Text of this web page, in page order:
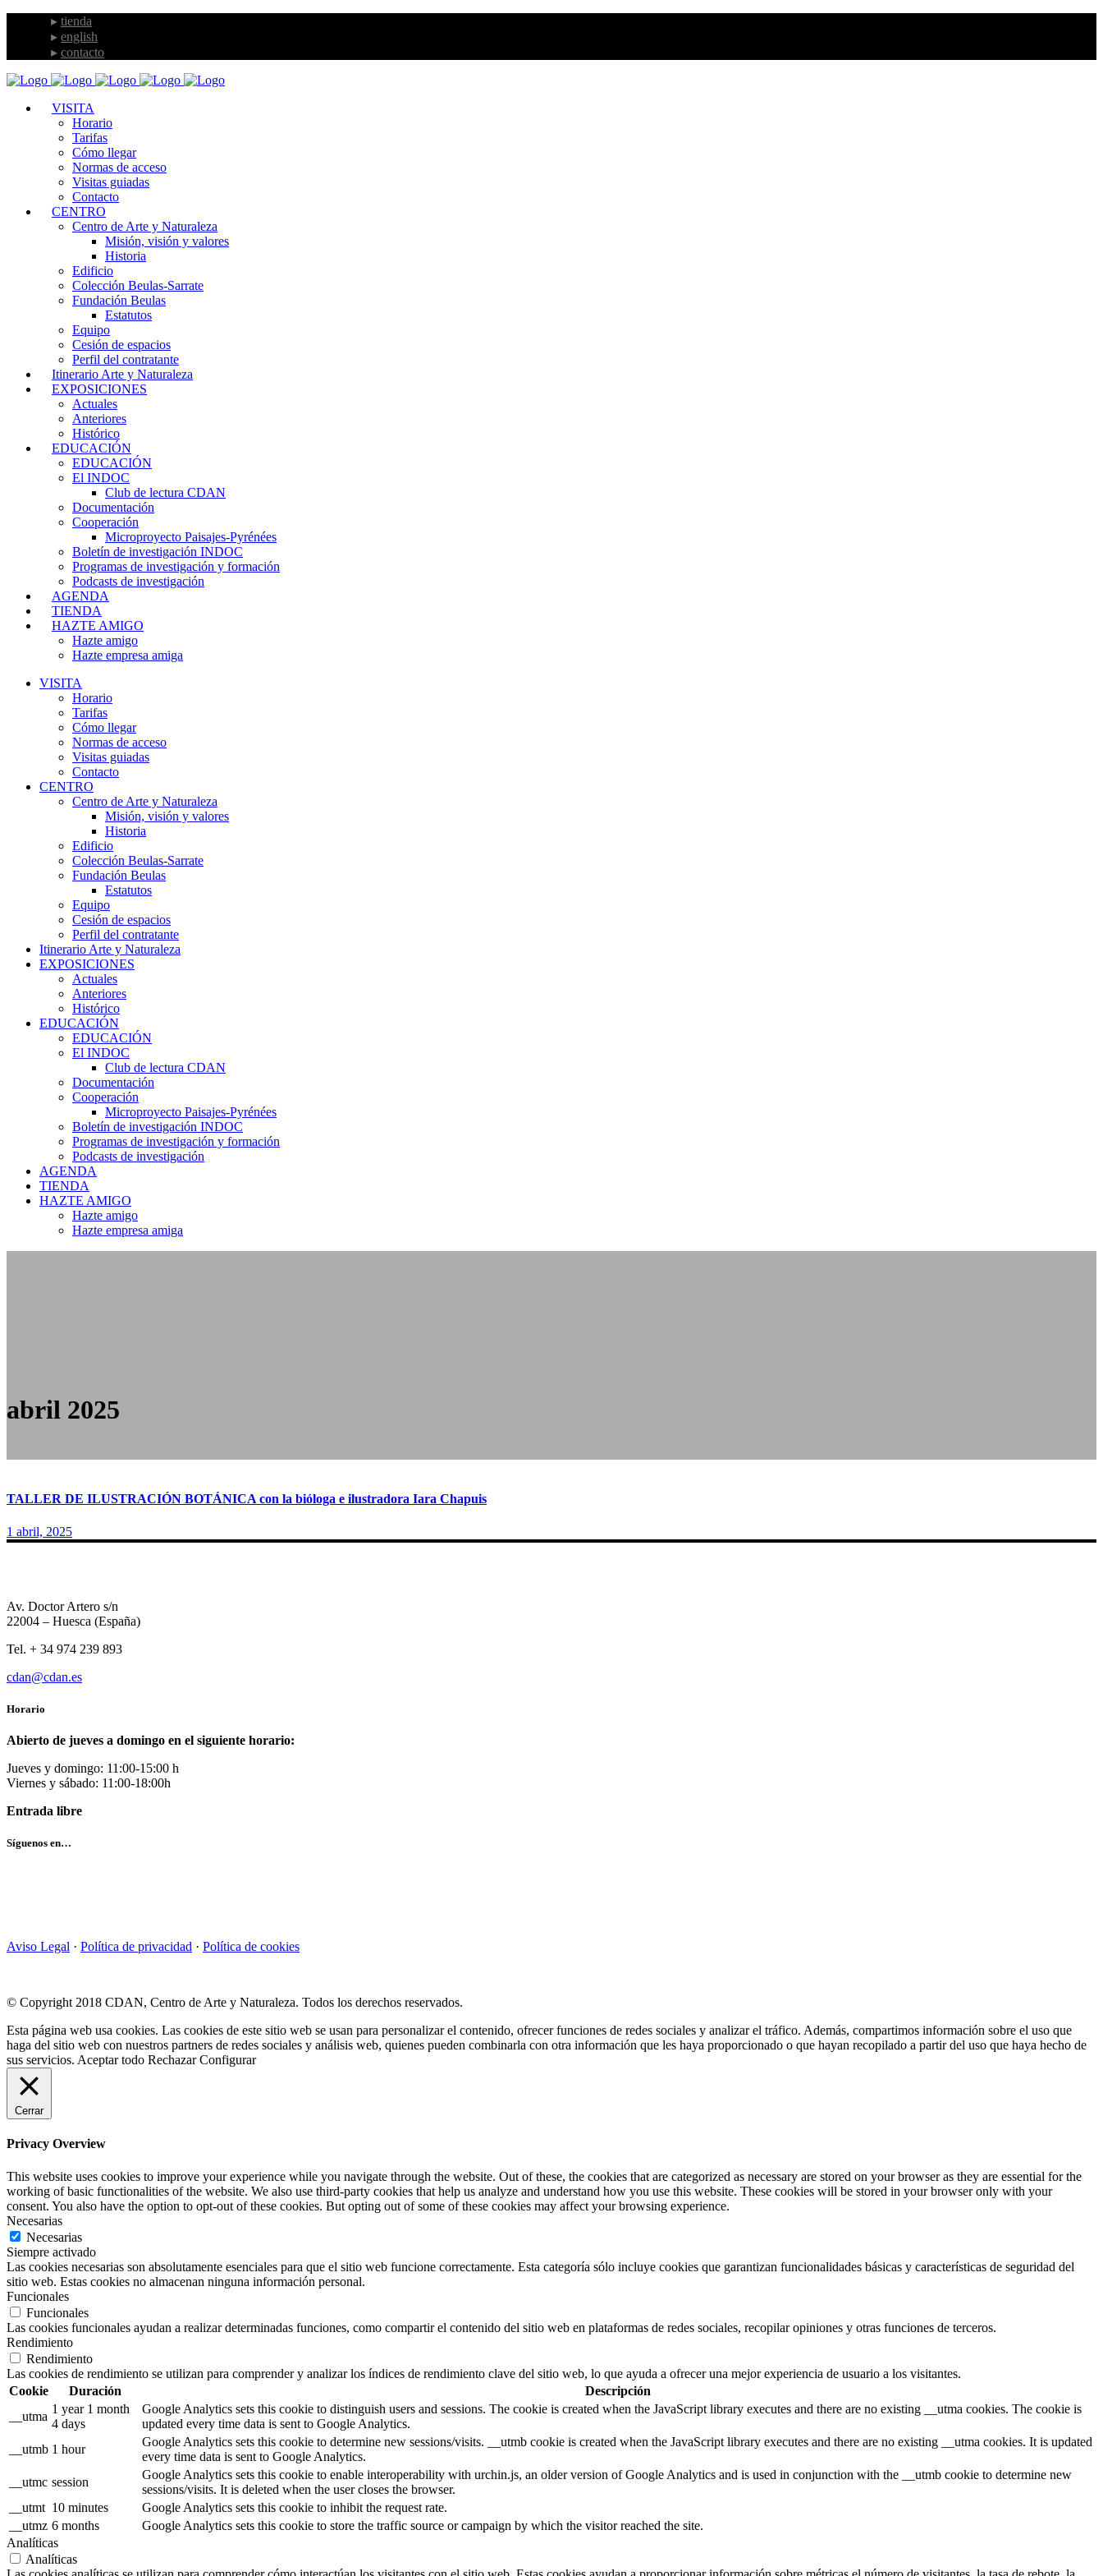
tienda
english
contacto
VISITA
Horario
Tarifas
Cómo llegar
Normas de acceso
Visitas guiadas
Contacto
CENTRO
Centro de Arte y Naturaleza
Misión, visión y valores
Historia
Edificio
Colección Beulas-Sarrate
Fundación Beulas
Estatutos
Equipo
Cesión de espacios
Perfil del contratante
Itinerario Arte y Naturaleza
EXPOSICIONES
Actuales
Anteriores
Histórico
EDUCACIÓN
EDUCACIÓN
El INDOC
Club de lectura CDAN
Documentación
Cooperación
Microproyecto Paisajes-Pyrénées
Boletín de investigación INDOC
Programas de investigación y formación
Podcasts de investigación
AGENDA
TIENDA
HAZTE AMIGO
Hazte amigo
Hazte empresa amiga
VISITA
Horario
Tarifas
Cómo llegar
Normas de acceso
Visitas guiadas
Contacto
CENTRO
Centro de Arte y Naturaleza
Misión, visión y valores
Historia
Edificio
Colección Beulas-Sarrate
Fundación Beulas
Estatutos
Equipo
Cesión de espacios
Perfil del contratante
Itinerario Arte y Naturaleza
EXPOSICIONES
Actuales
Anteriores
Histórico
EDUCACIÓN
EDUCACIÓN
El INDOC
Club de lectura CDAN
Documentación
Cooperación
Microproyecto Paisajes-Pyrénées
Boletín de investigación INDOC
Programas de investigación y formación
Podcasts de investigación
AGENDA
TIENDA
HAZTE AMIGO
Hazte amigo
Hazte empresa amiga
abril 2025
TALLER DE ILUSTRACIÓN BOTÁNICA con la bióloga e ilustradora Iara Chapuis
1 abril, 2025
Av. Doctor Artero s/n
22004 – Huesca (España)
Tel. + 34 974 239 893
cdan@cdan.es
Horario
Abierto de jueves a domingo en el siguiente horario:
Jueves y domingo: 11:00-15:00 h
Viernes y sábado: 11:00-18:00h
Entrada libre
Síguenos en…
Aviso Legal · Política de privacidad · Política de cookies
© Copyright 2018 CDAN, Centro de Arte y Naturaleza. Todos los derechos reservados.
Esta página web usa cookies. Las cookies de este sitio web se usan para personalizar el contenido, ofrecer funciones de redes sociales y analizar el tráfico. Además, compartimos información sobre el uso que
haga del sitio web con nuestros partners de redes sociales y análisis web, quienes pueden combinarla con otra información que les haya proporcionado o que hayan recopilado a partir del uso que haya hecho de
sus servicios. Aceptar todo Rechazar Configurar
Cerrar
Privacy Overview
This website uses cookies to improve your experience while you navigate through the website. Out of these, the cookies that are categorized as necessary are stored on your browser as they are essential for the
working of basic functionalities of the website. We also use third-party cookies that help us analyze and understand how you use this website. These cookies will be stored in your browser only with your
consent. You also have the option to opt-out of these cookies. But opting out of some of these cookies may affect your browsing experience.
Necesarias
Necesarias
Siempre activado
Las cookies necesarias son absolutamente esenciales para que el sitio web funcione correctamente. Esta categoría sólo incluye cookies que garantizan funcionalidades básicas y características de seguridad del
sitio web. Estas cookies no almacenan ninguna información personal.
Funcionales
Funcionales
Las cookies funcionales ayudan a realizar determinadas funciones, como compartir el contenido del sitio web en plataformas de redes sociales, recopilar opiniones y otras funciones de terceros.
Rendimiento
Rendimiento
Las cookies de rendimiento se utilizan para comprender y analizar los índices de rendimiento clave del sitio web, lo que ayuda a ofrecer una mejor experiencia de usuario a los visitantes.
Cookie
Duración
Descripción
__utma
1 year 1 month
4 days
Google Analytics sets this cookie to distinguish users and sessions. The cookie is created when the JavaScript library executes and there are no existing __utma cookies. The cookie is
updated every time data is sent to Google Analytics.
__utmb 1 hour
Google Analytics sets this cookie to determine new sessions/visits. __utmb cookie is created when the JavaScript library executes and there are no existing __utma cookies. It is updated
every time data is sent to Google Analytics.
__utmc session
Google Analytics sets this cookie to enable interoperability with urchin.js, an older version of Google Analytics and is used in conjunction with the __utmb cookie to determine new
sessions/visits. It is deleted when the user closes the browser.
__utmt 10 minutes
Google Analytics sets this cookie to inhibit the request rate.
__utmz 6 months
Google Analytics sets this cookie to store the traffic source or campaign by which the visitor reached the site.
Analíticas
Analíticas